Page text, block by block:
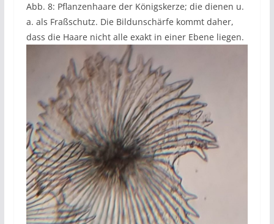
Abb. 8: Pflanzenhaare der Königskerze; die dienen u.
a. als Fraßschutz. Die Bildunschärfe kommt daher,
dass die Haare nicht alle exakt in einer Ebene liegen.